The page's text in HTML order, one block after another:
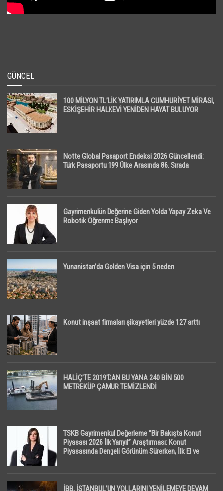
GÜNCEL
100 MİLYON TL’LİK YATIRIMLA CUMHURİYET MİRASI,
ESKİŞEHİR HALKEVİ YENİDEN HAYAT BULUYOR
Notte Global Pasaport Endeksi 2026 Güncellendi:
Türk Pasaportu 199 Ülke Arasında 86. Sırada
Gayrimenkulün Değerine Giden Yolda Yapay Zeka Ve
Robotik Öğrenme Başlıyor
Yunanistan’da Golden Visa için 5 neden
Konut inşaat firmaları şikayetleri yüzde 127 arttı
HALİÇ’TE 2019’DAN BU YANA 240 BİN 500
METREKÜP ÇAMUR TEMİZLENDİ
TSKB Gayrimenkul Değerleme “Bir Bakışta Konut
Piyasası 2026 İlk Yarıyıl” Araştırması: Konut
Piyasasında Dengeli Görünüm Sürerken, İlk El ve
İBB, İSTANBUL’UN YOLLARINI YENİLEMEYE DEVAM